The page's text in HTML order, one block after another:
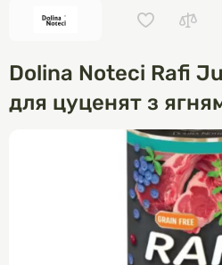
+38
+38
76
Dolina Noteci Rafi
для цуценят з